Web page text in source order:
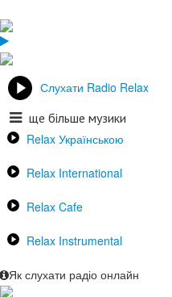
Слухати Radio Relax
ще більше музики
Relax Українською
Relax International
Relax Cafe
Relax Instrumental
Як слухати радіо онлайн